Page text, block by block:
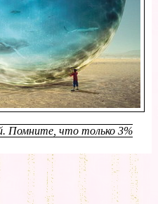
Помните, что только 3%